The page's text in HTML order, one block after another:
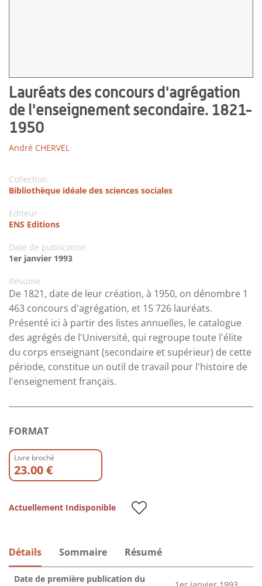
Lauréats des concours d'agrégation
de l'enseignement secondaire. 1821-
1950
André CHERVEL
Collection
Bibliothèque idéale des sciences sociales
Editeur
ENS Editions
Date de publication
1er janvier 1993
Résumé
De 1821, date de leur création, à 1950, on dénombre 1
463 concours d'agrégation, et 15 726 lauréats.
Présenté ici à partir des listes annuelles, le catalogue
des agrégés de l'Université, qui regroupe toute l'élite
du corps enseignant (secondaire et supérieur) de cette
période, constitue un outil de travail pour l'histoire de
l'enseignement français.
FORMAT
Livre broché
23.00 €
Actuellement Indisponible
Détails Sommaire Résumé
Date de première publication du